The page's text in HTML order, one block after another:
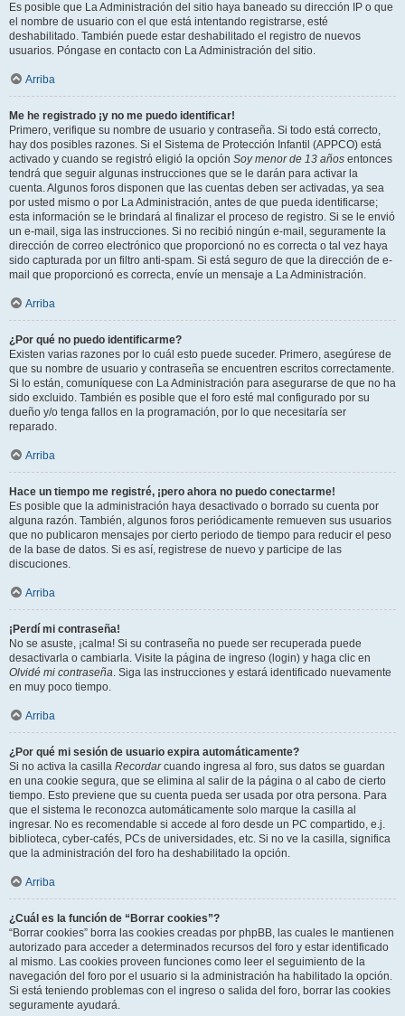
Es posible que La Administración del sitio haya baneado su dirección IP o que
el nombre de usuario con el que está intentando registrarse, esté
deshabilitado. También puede estar deshabilitado el registro de nuevos
usuarios. Póngase en contacto con La Administración del sitio.
Arriba
Me he registrado ¡y no me puedo identificar!
Primero, verifique su nombre de usuario y contraseña. Si todo está correcto,
hay dos posibles razones. Si el Sistema de Protección Infantil (APPCO) está
activado y cuando se registró eligió la opción Soy menor de 13 años entonces
tendrá que seguir algunas instrucciones que se le darán para activar la
cuenta. Algunos foros disponen que las cuentas deben ser activadas, ya sea
por usted mismo o por La Administración, antes de que pueda identificarse;
esta información se le brindará al finalizar el proceso de registro. Si se le envió
un e-mail, siga las instrucciones. Si no recibió ningún e-mail, seguramente la
dirección de correo electrónico que proporcionó no es correcta o tal vez haya
sido capturada por un filtro anti-spam. Si está seguro de que la dirección de e-
mail que proporcionó es correcta, envíe un mensaje a La Administración.
Arriba
¿Por qué no puedo identificarme?
Existen varias razones por lo cuál esto puede suceder. Primero, asegúrese de
que su nombre de usuario y contraseña se encuentren escritos correctamente.
Si lo están, comuníquese con La Administración para asegurarse de que no ha
sido excluido. También es posible que el foro esté mal configurado por su
dueño y/o tenga fallos en la programación, por lo que necesitaría ser
reparado.
Arriba
Hace un tiempo me registré, ¡pero ahora no puedo conectarme!
Es posible que la administración haya desactivado o borrado su cuenta por
alguna razón. También, algunos foros periódicamente remueven sus usuarios
que no publicaron mensajes por cierto periodo de tiempo para reducir el peso
de la base de datos. Si es así, registrese de nuevo y participe de las
discuciones.
Arriba
¡Perdí mi contraseña!
No se asuste, ¡calma! Si su contraseña no puede ser recuperada puede
desactivarla o cambiarla. Visite la página de ingreso (login) y haga clic en
Olvidé mi contraseña. Siga las instrucciones y estará identificado nuevamente
en muy poco tiempo.
Arriba
¿Por qué mi sesión de usuario expira automáticamente?
Si no activa la casilla Recordarcuando ingresa al foro, sus datos se guardan
en una cookie segura, que se elimina al salir de la página o al cabo de cierto
tiempo. Esto previene que su cuenta pueda ser usada por otra persona. Para
que el sistema le reconozca automáticamente solo marque la casilla al
ingresar. No es recomendable si accede al foro desde un PC compartido, e.j.
biblioteca, cyber-cafés, PCs de universidades, etc. Si no ve la casilla, significa
que la administración del foro ha deshabilitado la opción.
Arriba
¿Cuál es la función de “Borrar cookies”?
“Borrar cookies” borra las cookies creadas por phpBB, las cuales le mantienen
autorizado para acceder a determinados recursos del foro y estar identificado
al mismo. Las cookies proveen funciones como leer el seguimiento de la
navegación del foro por el usuario si la administración ha habilitado la opción.
Si está teniendo problemas con el ingreso o salida del foro, borrar las cookies
seguramente ayudará.